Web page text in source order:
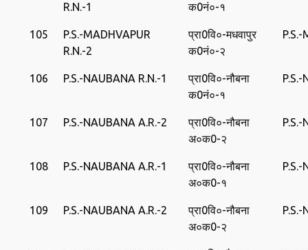
R.N.-1
क0नं०-१
105
P.S.-MADHVAPUR
R.N.-2
प्रा0वि०-मधवापुर
क0नं०-२
P.S.-
106 P.S.-NAUBANA R.N.-1
प्रा0वि०-नौबना
क0नं०-१
107 P.S.-NAUBANA A.R.-2
प्रा0वि०-नौबना
अ०क0-२
108 P.S.-NAUBANA A.R.-1
प्रा0वि०-नौबना
अ०क0-१
109 P.S.-NAUBANA A.R.-2
प्रा0वि०-नौबना
अ०क0-२